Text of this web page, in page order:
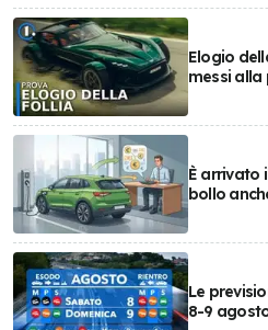
Elogio
messi alla
È arrivato
bollo
Le
8-9